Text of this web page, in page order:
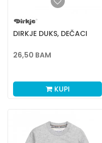
DIRKJE DUKS, DEČACI
26,50 BAM
KUPI